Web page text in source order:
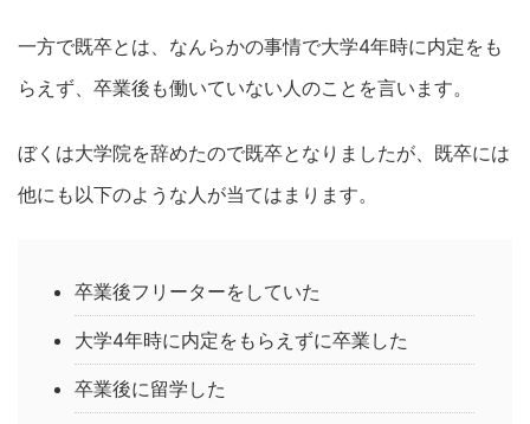
一方で既卒とは、なんらかの事情で大学4年時に内定をも
らえず、卒業後も働いていない人のことを言います。
ぼくは大学院を辞めたので既卒となりましたが、既卒には
他にも以下のような人が当てはまります。
卒業後フリーターをしていた
大学4年時に内定をもらえずに卒業した
卒業後に留学した